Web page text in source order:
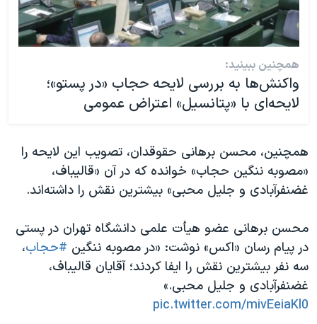
همچنین ببینید:
واکنش‌ها به بررسی لایحه حجاب «در پستو»؛
لایحه‌ای با «پتانسیل» اعتراض عمومی
همچنین، محسن برهانی حقوقدان، تصویب این لایحه را
«مصوبه ننگین حجاب» خوانده که در آن «قالیباف،
غضنفرآبادی و جلیل محبی» بیشترین نقش را داشته‌اند.
محسن برهانی عضو هیأت علمی دانشگاه تهران در پستی
در پیام رسان «اکس» نوشت: «در مصوبه ننگین #حجاب،
سه نفر بیشترین نقش را ایفا کردند؛ آقایان قالیباف،
غضنفرآبادی و جلیل محبی.»
pic.twitter.com/mivEeiaKl0